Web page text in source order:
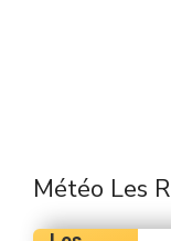
Météo Les